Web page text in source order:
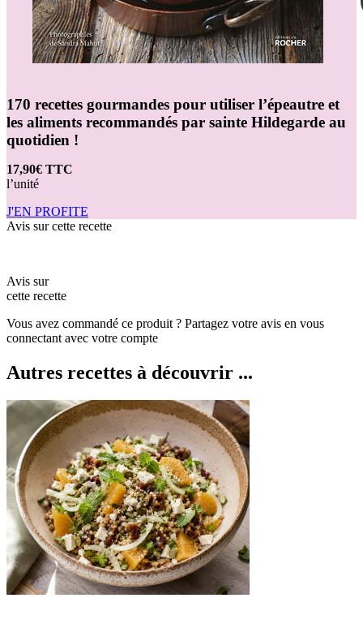
170 recettes gourmandes pour utiliser l’épeautre et
les aliments recommandés par sainte Hildegarde au
quotidien !
17,90€ TTC
l’unité
J'EN PROFITE
Avis sur cette recette
Avis sur
cette recette
Vous avez commandé ce produit ? Partagez votre avis en vous
connectant avec votre compte
Autres recettes à découvrir ...